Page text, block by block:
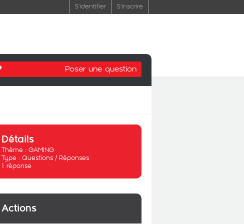
S'identifier S'inscrire
Poser une question
Détails
Thème : GAMING
Type : Questions / Réponses
1 réponse
Actions